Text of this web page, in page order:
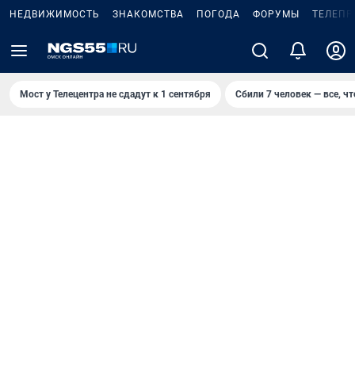
НЕДВИЖИМОСТЬ ЗНАКОМСТВА ПОГОДА ФОРУМЫ
Мост у Телецентра не сдадут к 1 сентября Сбили 7 человек — все,